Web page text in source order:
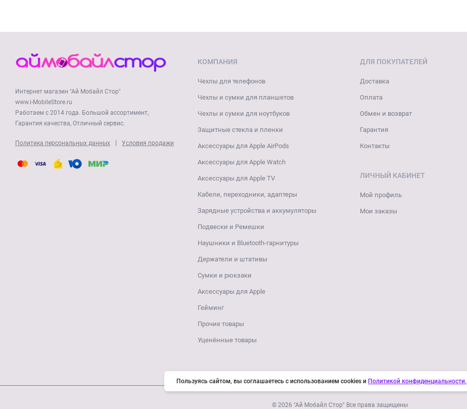
Интернет магазин "Ай Мобайл Стор"
www.i-MobileStore.ru
Работаем с 2014 года. Большой ассортимент,
Гарантия качества, Отличный сервис.
Политика персональных данных | Условия продажи
КОМПАНИЯ
Чехлы для телефонов
Чехлы и сумки для планшетов
Чехлы и сумки для ноутбуков
Защитные стекла и пленки
Аксессуары для Apple AirPods
Аксессуары для Apple Watch
Аксессуары для Apple TV
Кабели, переходники, адаптеры
Зарядные устройства и аккумуляторы
Подвески и Ремешки
Наушники и Bluetooth-гарнитуры
Держатели и штативы
Сумки и рюкзаки
Аксессуары для Apple
Гейминг
Прочие товары
Уценённые товары
ДЛЯ ПОКУПАТЕЛЕЙ
Доставка
Оплата
Обмен и возврат
Гарантия
Контакты
ЛИЧНЫЙ КАБИНЕТ
Мой профиль
Мои заказы
© 2026 "Ай Мобайл Стор" Все права защищены
Пользуясь сайтом, вы соглашаетесь с использованием cookies и Политикой конфиденциальности.